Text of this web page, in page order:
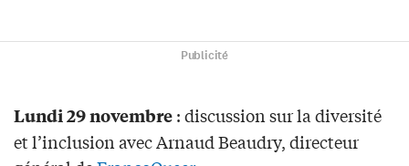
Publicité
Lundi 29 novembre : discussion sur la diversité
et l’inclusion avec Arnaud Beaudry, directeur